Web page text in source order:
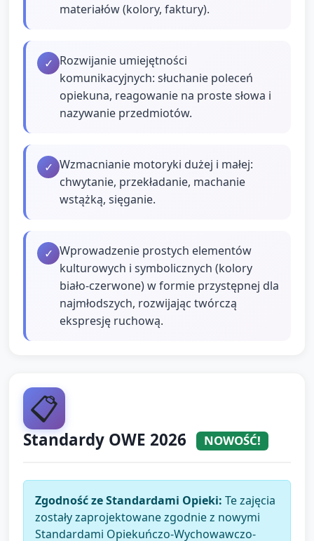
materiałów (kolory, faktury).
✓ Rozwijanie umiejętności
komunikacyjnych: słuchanie poleceń
opiekuna, reagowanie na proste słowa i
nazywanie przedmiotów.
✓ Wzmacnianie motoryki dużej i małej:
chwytanie, przekładanie, machanie
wstążką, sięganie.
✓ Wprowadzenie prostych elementów
kulturowych i symbolicznych (kolory
biało-czerwone) w formie przystępnej dla
najmłodszych, rozwijając twórczą
ekspresję ruchową.
📋
Standardy OWE 2026 NOWOŚĆ!
Zgodność ze Standardami Opieki: Te zajęcia
zostały zaprojektowane zgodnie z nowymi
Standardami Opiekuńczo-Wychowawczo-